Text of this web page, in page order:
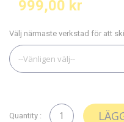
999,00 kr
Välj närmaste verkstad för att
Quantity :